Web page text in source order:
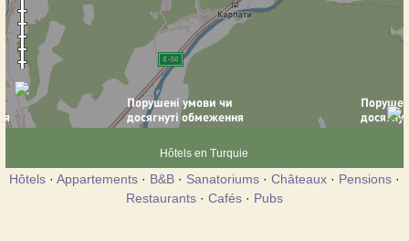
Hôtels en Turquie
Hôtels · Appartements · B&B · Sanatoriums · Châteaux · Pensions ·
Restaurants · Cafés · Pubs